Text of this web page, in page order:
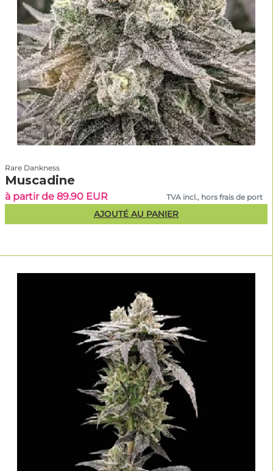
Rare Dankness
Muscadine
à partir de 89.90 EUR TVA incl., hors frais de port
AJOUTÉ AU PANIER